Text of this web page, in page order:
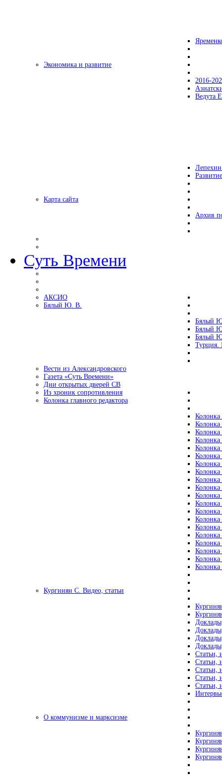
Экономика и развитие
2016-
Ведута
Карта сайта
Архив
Суть Времени
АКСИО
Бялый Ю. В.
Бялый
Бялый
Бялый
Турция.
Вести из Александровского
Газета «Суть Времени»
Дни открытых дверей СВ
Из хроник сопротивления
Колонка главного редактора
Колонка
Колонка
Колонка
Колонка
Колонка
Колонка
Колонка
Колонка
Колонка
Колонка
Колонка
Колонка
Колонка
Колонка
Колонка
Колонка
Колонка
Колонка
Колонка
Колонка
Кургинян С. Видео, статьи
Статьи,
Статьи,
Статьи,
Статьи,
Статьи,
О коммунизме и марксизме